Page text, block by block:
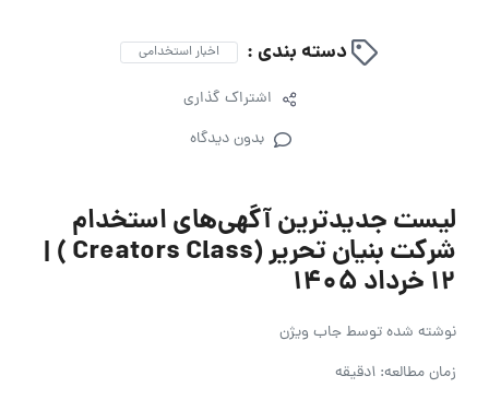
دسته بندی : اخبار استخدامی
اشتراک گذاری
بدون دیدگاه
لیست جدیدترین آگهی‌های استخدام
شرکت بنیان تحریر (Creators Class ) |
۱۲ خرداد ۱۴۰۵
نوشته شده توسطجاب ویژن
زمان مطالعه: 1دقیقه